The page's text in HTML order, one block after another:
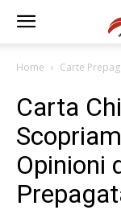
Home Carte
Carta
Opinioni